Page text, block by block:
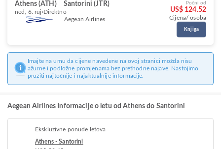
Athens (ATH) Santorini (JTR)
ned, 6. ruj Direktno
Aegean Airlines
Počni od
US$ 124.52
Cijena/ osoba
Knjiga
Imajte na umu da cijene navedene na ovoj stranici možda nisu
ažurne i podložne promjenama bez prethodne najave. Nastojimo
pružiti najtočnije i najaktualnije informacije.
Aegean Airlines Informacije o letu od Athens do Santorini
Ekskluzivne ponude letova
Athens - Santorini